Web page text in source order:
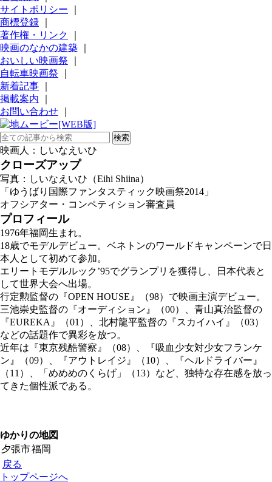
サイトポリシー
商標登録
著作権・リンク
映画のなかの建築
おいしい映画祭
自転車映画祭
新着記事
掲載案内
お問い合わせ
映画人：しいなえいひ
クローズアップ
写真：しいなえいひ（Eihi Shiina）
「ゆうばり国際ファンタスティック映画祭2014」
オフシアター・コンペティション審査員
プロフィール
1976年福岡生まれ。
18歳でモデルデビュー。ベネトンのワールドキャンペーンで日
本人として初めて参加。
エリートモデルルック’95でグランプリを獲得し、日本代表と
して世界大会へ出場。
行定勲監督の『OPEN HOUSE』（98）で映画主演デビュー。
三池崇史監督の『オーディション』（00）、青山真治監督の
『EUREKA』（01）、北村龍平監督の『スカイハイ』（03）
などの話題作で異彩を放つ。
近年は『東京残酷警察』（08）、『吸血少女対少女フランケ
ン』（09）、『アウトレイジ』（10）、『ヘルドライバー』
（11）、「めめめのくらげ」（13）など、独特な存在感を放っ
てきた個性派である。
ゆかりの地図
夕張市福岡
戻る
トップページへ